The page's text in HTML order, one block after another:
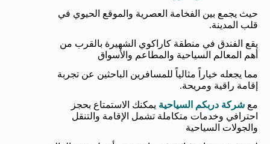
حيث يجمع بين الفخامة العصرية والموقع الحيوي في
قلب المدينة.
يقع الفندق في منطقة كاراكوي الشهيرة بالقرب من
أهم المعالم السياحية والمطاعم والأسواق
مما يجعله خياراً مثالياً للمسافرين الباحثين عن تجربة
إقامة راقية ومريحة.
مع شركة دربكم السياحية يمكنك الاستمتاع بحجز
احترافي وخدمات متكاملة تشمل الإقامة والتنقل
والجولات السياحية